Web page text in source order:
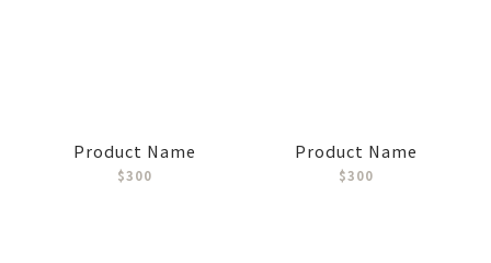
Product Name
$300
Product Name
$300